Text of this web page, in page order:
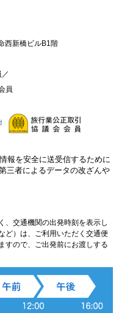
西新橋ビルB1階
員
報を安全に送受信するために
三者によるデータの改ざんや
、交通機関の出発時刻を表示し
ど）は、ご利用いただく交通便
すので、ご出発前にお渡しする